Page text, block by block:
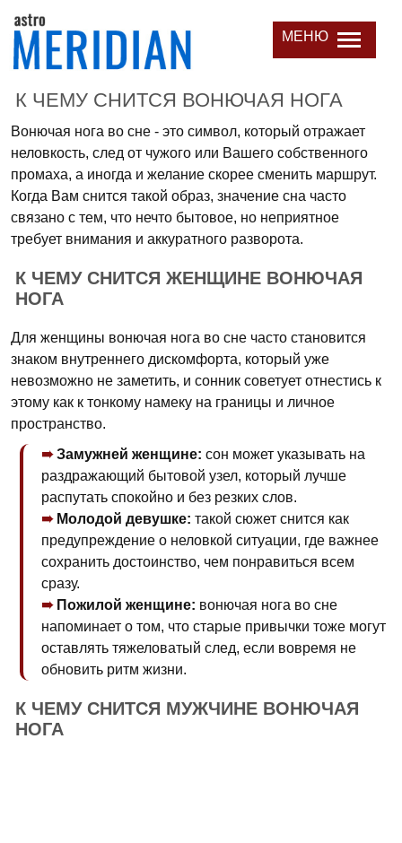
МЕНЮ
К ЧЕМУ СНИТСЯ ВОНЮЧАЯ НОГА
Вонючая нога во сне - это символ, который отражает
неловкость, след от чужого или Вашего собственного
промаха, а иногда и желание скорее сменить маршрут.
Когда Вам снится такой образ, значение сна часто
связано с тем, что нечто бытовое, но неприятное
требует внимания и аккуратного разворота.
К ЧЕМУ СНИТСЯ ЖЕНЩИНЕ ВОНЮЧАЯ
НОГА
Для женщины вонючая нога во сне часто становится
знаком внутреннего дискомфорта, который уже
невозможно не заметить, и сонник советует отнестись к
этому как к тонкому намеку на границы и личное
пространство.
Замужней женщине: сон может указывать на
раздражающий бытовой узел, который лучше
распутать спокойно и без резких слов.
Молодой девушке: такой сюжет снится как
предупреждение о неловкой ситуации, где важнее
сохранить достоинство, чем понравиться всем
сразу.
Пожилой женщине: вонючая нога во сне
напоминает о том, что старые привычки тоже могут
оставлять тяжеловатый след, если вовремя не
обновить ритм жизни.
К ЧЕМУ СНИТСЯ МУЖЧИНЕ ВОНЮЧАЯ
НОГА